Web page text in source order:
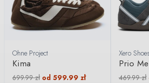
Ohne Project
Kima
699.99zł od 599.99 zł
Xero Shoes
Prio
469.99zł